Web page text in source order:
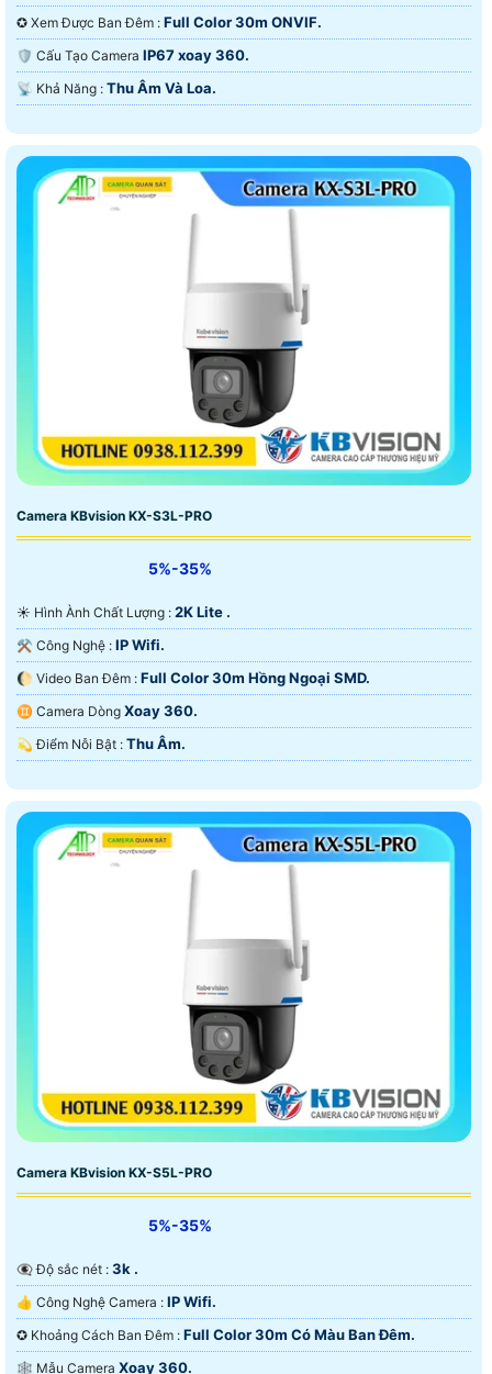
✪ Xem Được Ban Đêm : Full Color 30m ONVIF.
🛡 Cấu Tạo Camera IP67 xoay 360.
️📡 Khả Năng : Thu Âm Và Loa.
Camera KBvision KX-S3L-PRO
5%-35%
☀️ Hình Ành Chất Lượng : 2K Lite .
⚒ Công Nghệ : IP Wifi.
🌔 Video Ban Đêm : Full Color 30m Hồng Ngoại SMD.
♊ Camera Dòng Xoay 360.
️💫 Điểm Nỗi Bật : Thu Âm.
Camera KBvision KX-S5L-PRO
5%-35%
👁️‍🗨 Độ sắc nét : 3k .
👍 Công Nghệ Camera : IP Wifi.
✪ Khoảng Cách Ban Đêm : Full Color 30m Có Màu Ban Ðêm.
🕸️ Mẫu Camera Xoay 360.